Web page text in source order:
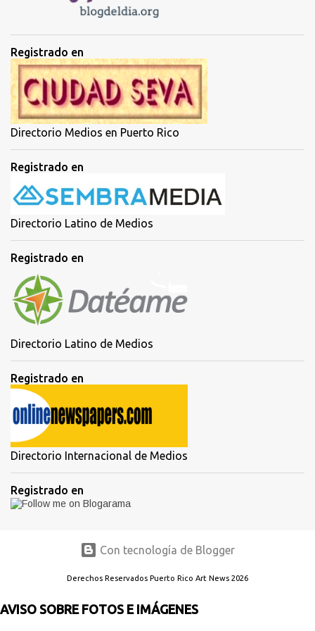
m
n
t
a
r
o
Registrado en
Directorio Medios en Puerto Rico
Registrado en
Directorio Latino de Medios
Registrado en
Directorio Latino de Medios
Registrado en
Directorio Internacional de Medios
Registrado en
Con tecnología de Blogger
Derechos Reservados Puerto Rico Art News 2026
AVISO SOBRE FOTOS E IMÁGENES